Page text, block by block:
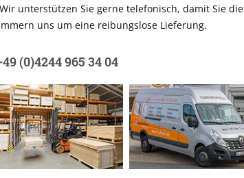
unterstützen Sie gerne telefonisch, damit Sie die
uns um eine reibungslose Lieferung.
(0)4244 965 34 04